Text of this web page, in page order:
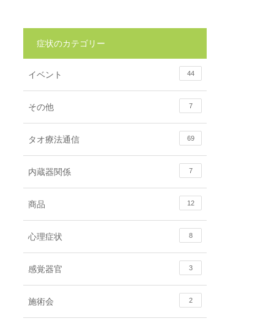
症状のカテゴリー
イベント 44
その他 7
タオ療法通信 69
内蔵器関係 7
商品 12
心理症状 8
感覚器官 3
施術会 2